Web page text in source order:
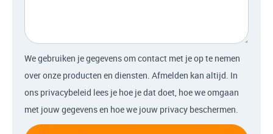
We gebruiken je gegevens om contact met je op te nemen
over onze producten en diensten. Afmelden kan altijd. In
ons privacybeleid lees je hoe je dat doet, hoe we omgaan
met jouw gegevens en hoe we jouw privacy beschermen.